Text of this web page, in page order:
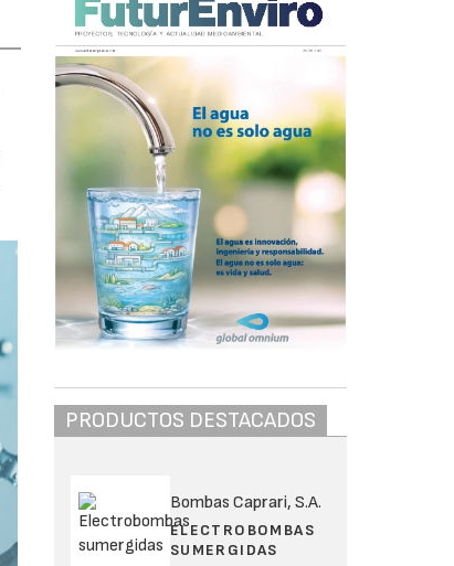
PRODUCTOS DESTACADOS
Bombas Caprari, S.A.
ELECTROBOMBAS
SUMERGIDAS